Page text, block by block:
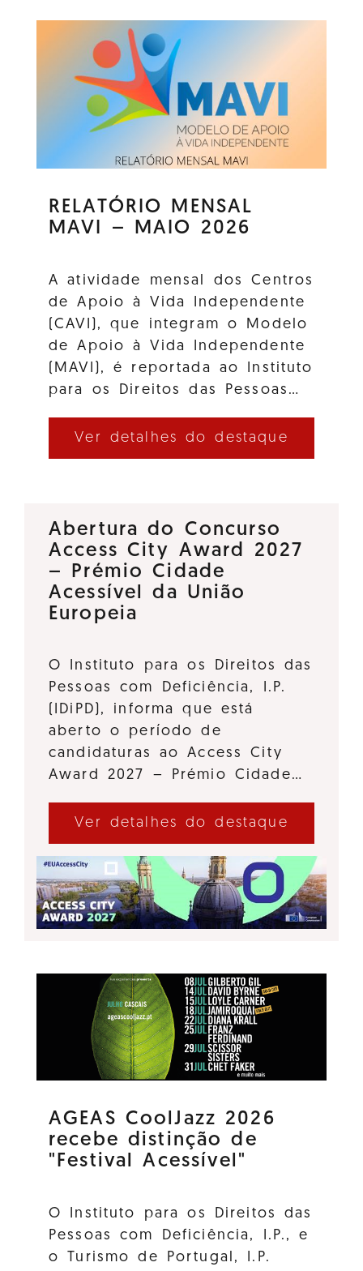
RELATÓRIO MENSAL
MAVI – MAIO 2026
A atividade mensal dos Centros
de Apoio à Vida Independente
(CAVI), que integram o Modelo
de Apoio à Vida Independente
(MAVI), é reportada ao Instituto
para os Direitos das Pessoas…
Ver detalhes do destaque
Abertura do Concurso
Access City Award 2027
– Prémio Cidade
Acessível da União
Europeia
O Instituto para os Direitos das
Pessoas com Deficiência, I.P.
(IDiPD), informa que está
aberto o período de
candidaturas ao Access City
Award 2027 – Prémio Cidade…
Ver detalhes do destaque
AGEAS CoolJazz 2026
recebe distinção de
"Festival Acessível"
O Instituto para os Direitos das
Pessoas com Deficiência, I.P., e
o Turismo de Portugal, I.P.